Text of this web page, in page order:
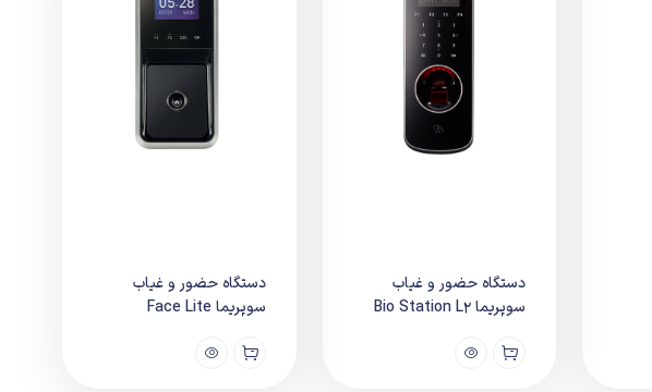
دستگاه حضور و غیاب
سوپریما Bio Station L2
دستگاه حضور و غیاب
سوپریما Face Lite